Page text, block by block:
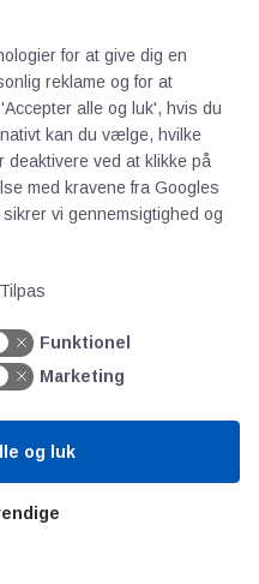
og
at det tillader
konstruktion
er en
- Formler,
viden
for at give dig en
reklame og for at
alle og luk', hvis du
kan du vælge, hvilke
deaktivere ved at klikke på
med kravene fra Googles
sikrer vi gennemsigtighed og
Tilpas
Funktionel
Marketing
og luk